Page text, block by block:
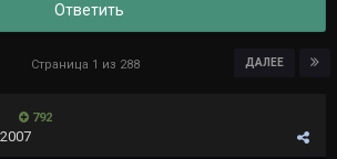
Ответить
ДАЛЕЕ
Страница 1 из 288
792